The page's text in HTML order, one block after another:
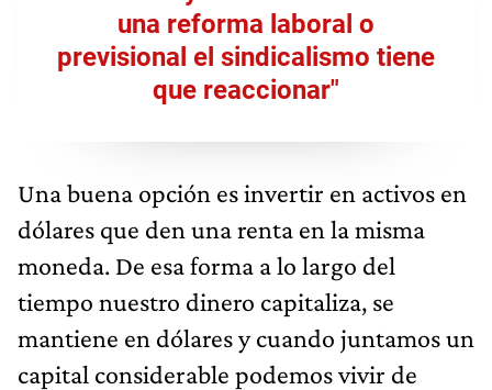
una reforma laboral o
previsional el sindicalismo tiene
que reaccionar"
Una buena opción es invertir en activos en
dólares que den una renta en la misma
moneda. De esa forma a lo largo del
tiempo nuestro dinero capitaliza, se
mantiene en dólares y cuando juntamos un
capital considerable podemos vivir de